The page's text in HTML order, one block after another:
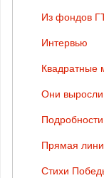
Из фондов
Интервью
Квадратные
Они
Подробности
Прямая
Стихи